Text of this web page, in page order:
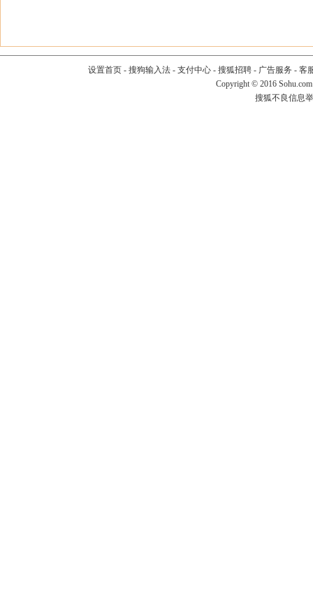
设置首页- 搜狗输入法- 支付中心- 搜狐招聘- 广告服务 - 客
Copyright © 2016
搜狐不良信息